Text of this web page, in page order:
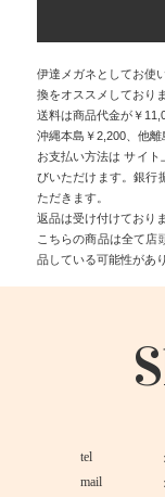
伊達メガネとしてお使
換をオススメしており
送料は商品代金が￥
沖縄本島￥2,200、他離
お支払い方法は サイ
びいただけます。銀行
ただきます。
返品は受け付けており
こちらの商品は全て店
品している可能性があ
tel
mail